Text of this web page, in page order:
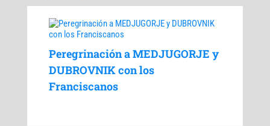
Peregrinación a MEDJUGORJE y
DUBROVNIK con los
Franciscanos